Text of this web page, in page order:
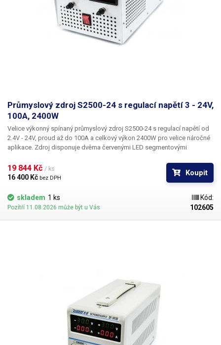
Průmyslový zdroj S2500-24 s regulací napětí 3 - 24V,
100A, 2400W
Velice výkonný spínaný průmyslový zdroj S2500-24 s regulací napětí od
2.4V - 24V, proud až do 100A a celkový výkon 2400W pro velice náročné
aplikace. Zdroj disponuje dvěma červenými LED segmentovými
třímístné. Měření napětí je s přesností na 100mV a u proudu je jeden
dílek = 1A. Zdroj je aktivně chlazen dvěma chladiči v zádní části. Zdroj
(konstantní proud) s účinností od 6A
nahoru aConstant Voltage
svorky jsou v podobě metrických šroubů s maticí (č.14). Šasi zdroje je
vyrobeno ze silného plechu s bílým práškovým lakem. Horní část šasi je
vybavena gumovou rukojetí pro snadné přenášení. Zdroj je vhodný pro
19 844 Kč / ks
16 400 Kč bez DPH
Koupit
skladem 1 ks
Pozítří 11.08.2026 může být u Vás
Kód:
102605